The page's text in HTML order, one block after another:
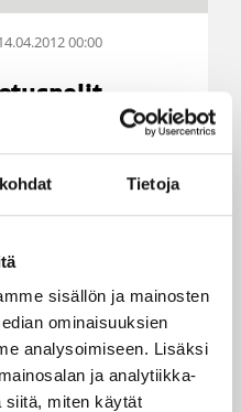
Tietoja
sisällön ja mainosten
ominaisuuksien
analysoimiseen. Lisäksi
ja analytiikka-
siitä, miten käytät
00:00
pyörähtivät
avausotteluiden
Pyrinnön 83–79
A-tytöissä